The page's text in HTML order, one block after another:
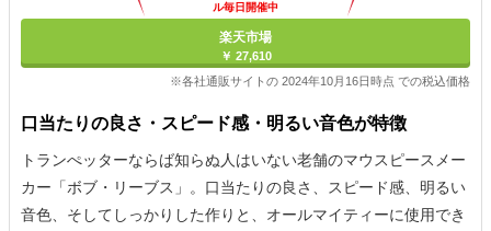
ル毎日開催中
楽天市場
￥ 27,610
※各社通販サイトの 2024年10月16日時点 での税込価格
口当たりの良さ・スピード感・明るい音色が特徴
トランぺッターならば知らぬ人はいない老舗のマウスピースメー
カー「ボブ・リーブス」。口当たりの良さ、スピード感、明るい
音色、そしてしっかりした作りと、オールマイティーに使用でき